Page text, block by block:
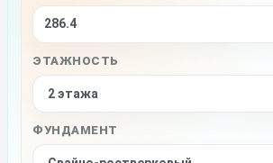
ЭТАЖНОСТЬ
ФУНДАМЕНТ